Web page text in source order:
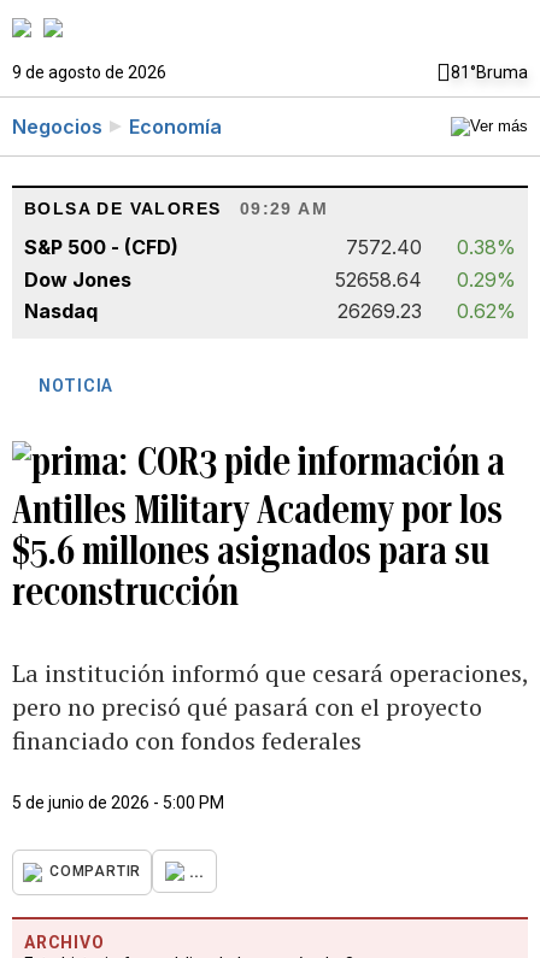
9 de agosto de 2026 81°Bruma
Negocios Economía
BOLSA DE VALORES 09:29 AM
S&P 500 - (CFD) 7572.40
0.38%
Dow Jones
52658.64
0.29%
Nasdaq
26269.23 0.62%
NOTICIA
COR3 pide información a
Antilles Military Academy por los
$5.6 millones asignados para su
reconstrucción
La institución informó que cesará operaciones,
pero no precisó qué pasará con el proyecto
financiado con fondos federales
5 de junio de 2026 - 5:00 PM
COMPARTIR ...
ARCHIVO